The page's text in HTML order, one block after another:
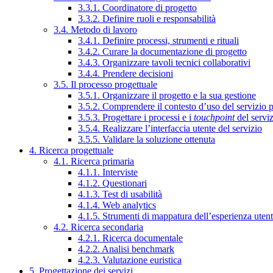
3.3.1. Coordinatore di progetto
3.3.2. Definire ruoli e responsabilità
3.4. Metodo di lavoro
3.4.1. Definire processi, strumenti e rituali
3.4.2. Curare la documentazione di progetto
3.4.3. Organizzare tavoli tecnici collaborativi
3.4.4. Prendere decisioni
3.5. Il processo progettuale
3.5.1. Organizzare il progetto e la sua gestione
3.5.2. Comprendere il contesto d’uso del servizio
3.5.3. Progettare i processi e i touchpointdel
3.5.4. Realizzare l’interfaccia utente del servizio
3.5.5. Validare la soluzione ottenuta
4. Ricerca progettuale
4.1. Ricerca primaria
4.1.1. Interviste
4.1.2. Questionari
4.1.3. Test di usabilità
4.1.4. Web analytics
4.1.5. Strumenti di mappatura dell’esperienza
4.2. Ricerca secondaria
4.2.1. Ricerca documentale
4.2.2. Analisi benchmark
4.2.3. Valutazione euristica
5. Progettazione dei servizi